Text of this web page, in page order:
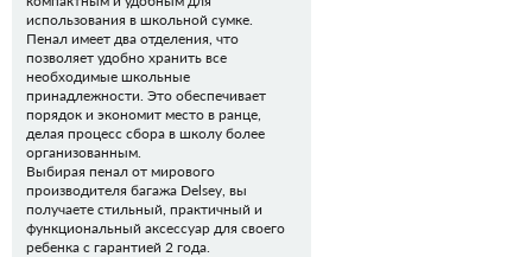
использования в школьной сумке.
Пенал имеет два отделения, что
позволяет удобно хранить все
необходимые школьные
принадлежности. Это обеспечивает
порядок и экономит место в ранце,
делая процесс сбора в школу более
организованным.
Выбирая пенал от мирового
производителя багажа Delsey, вы
получаете стильный, практичный и
функциональный аксессуар для своего
ребенка с гарантией 2 года.